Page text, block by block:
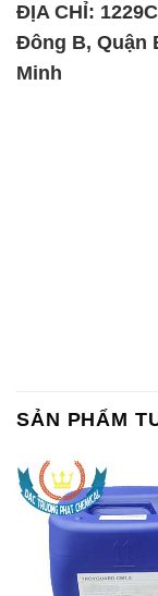
ĐỊA CHỈ:
Đông B, Quận
Minh
SẢN PHẨM